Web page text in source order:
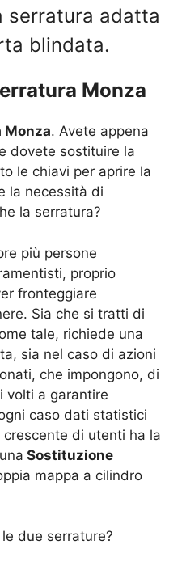
serratura adatta
blindata.
Monza
. Avete appena
dovete sostituire la
le chiavi per aprire la
la necessità di
la serratura?
più persone
proprio
fronteggiare
Sia che si tratti di
tale, richiede una
sia nel caso di azioni
che impongono, di
volti a garantire
caso dati statistici
di utenti ha la
Sostituzione
mappa a cilindro
due serrature?